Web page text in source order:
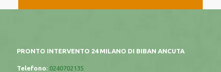
PRONTO INTERVENTO 24 MILANO DI BIBAN ANCUTA
Telefono: 0240702135